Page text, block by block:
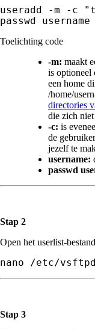
useradd -m -c
passwd username
Toelichting code
-m: maakt
is optioneel
een home
/home/
directories
die zich
-c: is
de
jezelf te
username:
passwd
Stap 2
Open het userlist-
Stap 3